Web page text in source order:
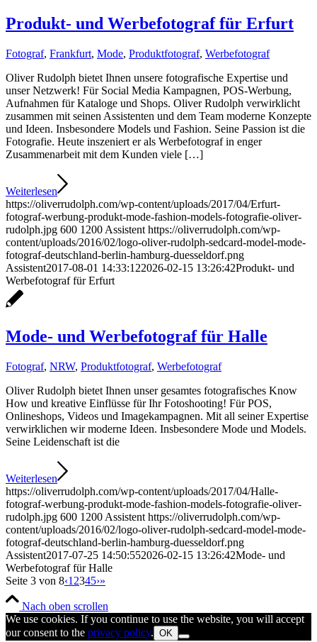
Produkt- und Werbefotograf für Erfurt
Fotograf, Frankfurt, Mode, Produktfotograf, Werbefotograf
Oliver Rudolph bietet Ihnen unsere fotografische Expertise und
unser Netzwerk! Für Social Media Kampagnen, POS-Werbung,
Aufnahmen für Kataloge und Shops. Oliver Rudolph verwirklicht
zusammen mit seinen Assistenten und dem Team moderne Konzepte
und Ideen. Insbesondere Models und Fashion. Seine Passion ist die
Fotografie. Heute inszeniert er als Werbefotograf in enger
Zusammenarbeit mit dem Kunden viele […]
Weiterlesen
https://oliverrudolph.com/wp-content/uploads/2017/04/Erfurt-
fotograf-werbung-produkt-mode-fashion-models-fotografie-oliver-
rudolph.jpg 600 1200 Assistent https://oliverrudolph.com/wp-
content/uploads/2016/02/logo-oliver-rudolph-sedcard-model-mode-
fotograf-deutschland-berlin-hamburg-duesseldorf.png
Assistent2017-08-01 14:33:122026-02-15 13:26:42Produkt- und
Werbefotograf für Erfurt
Mode- und Werbefotograf für Halle
Fotograf, NRW, Produktfotograf, Werbefotograf
Oliver Rudolph bietet Ihnen unser gesamtes fotografisches Know
How und kreative Einflüsse für Ihr Fotoshooting! Für POS,
Onlineshops, Videos und Imagekampagnen. Mit all seiner Expertise
verwirklichen wir moderne Ideen. Insbesondere Mode und Models.
Seine Leidenschaft ist die
Weiterlesen
https://oliverrudolph.com/wp-content/uploads/2017/04/Halle-
fotograf-werbung-produkt-mode-fashion-models-fotografie-oliver-
rudolph.jpg 600 1200 Assistent https://oliverrudolph.com/wp-
content/uploads/2016/02/logo-oliver-rudolph-sedcard-model-mode-
fotograf-deutschland-berlin-hamburg-duesseldorf.png
Assistent2017-07-25 14:50:552026-02-15 13:26:42Mode- und
Werbefotograf für Halle
Seite 3 von 8‹1 2345›»
Nach oben scrollen
We use cookies. If you continue to use the website, you will accept
our consent to the privacy policy. OK